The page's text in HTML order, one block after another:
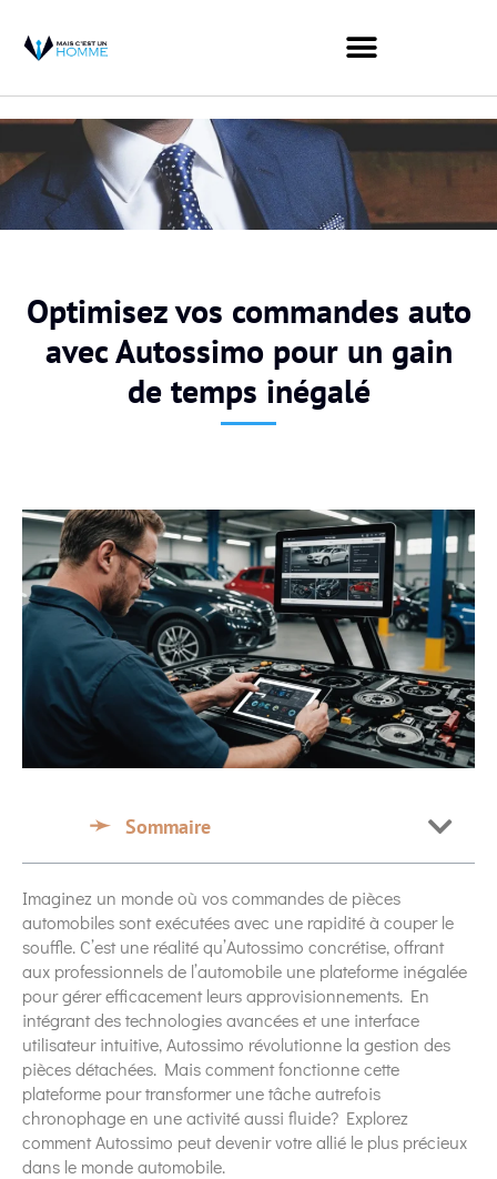
Optimisez vos commandes auto
avec Autossimo pour un gain
de temps inégalé
Sommaire
Imaginez un monde où vos commandes de pièces
automobiles sont exécutées avec une rapidité à couper le
souffle. C’est une réalité qu’Autossimo concrétise, offrant
aux professionnels de l’automobile une plateforme inégalée
pour gérer efficacement leurs approvisionnements. En
intégrant des technologies avancées et une interface
utilisateur intuitive, Autossimo révolutionne la gestion des
pièces détachées. Mais comment fonctionne cette
plateforme pour transformer une tâche autrefois
chronophage en une activité aussi fluide? Explorez
comment Autossimo peut devenir votre allié le plus précieux
dans le monde automobile.